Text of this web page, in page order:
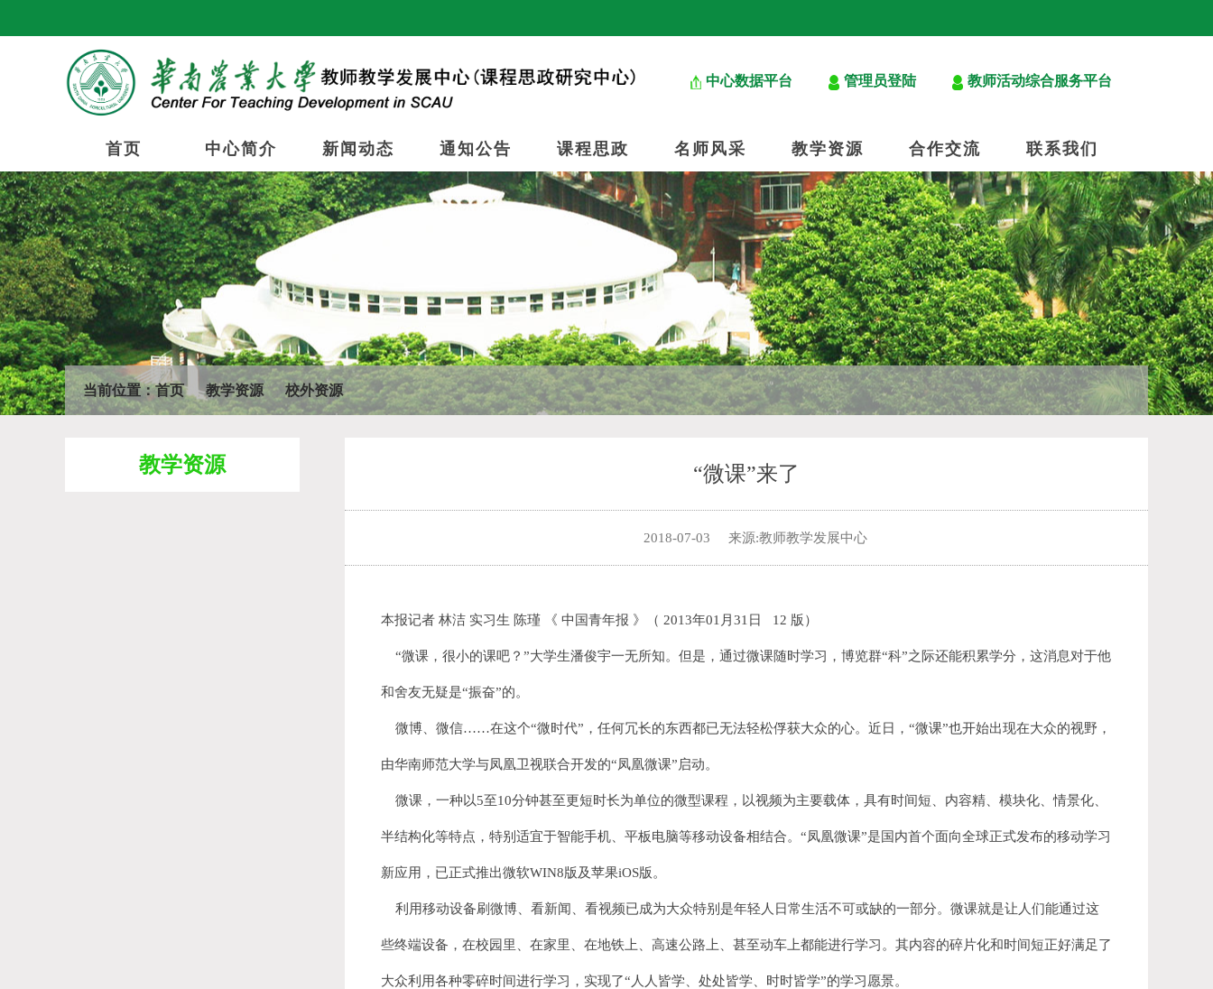
教师活动综合服务平台
管理员登陆
中心数据平台
首页 中心简介 新闻动态 通知公告 课程思政 名师风采 教学资源 合作交流 联系我们
当前位置：首页 教学资源 校外资源
教学资源 “微课”来了
2018-07-03 来源:教师教学发展中心
本报记者 林洁 实习生 陈瑾 《 中国青年报 》（ 2013年01月31日 12 版）
“微课，很小的课吧？”大学生潘俊宇一无所知。但是，通过微课随时学习，博览群“科”之际还能积累学分，这消息对于他
和舍友无疑是“振奋”的。
微博、微信……在这个“微时代”，任何冗长的东西都已无法轻松俘获大众的心。近日，“微课”也开始出现在大众的视野，
由华南师范大学与凤凰卫视联合开发的“凤凰微课”启动。
微课，一种以5至10分钟甚至更短时长为单位的微型课程，以视频为主要载体，具有时间短、内容精、模块化、情景化、
半结构化等特点，特别适宜于智能手机、平板电脑等移动设备相结合。“凤凰微课”是国内首个面向全球正式发布的移动学习
新应用，已正式推出微软WIN8版及苹果iOS版。
利用移动设备刷微博、看新闻、看视频已成为大众特别是年轻人日常生活不可或缺的一部分。微课就是让人们能通过这
些终端设备，在校园里、在家里、在地铁上、高速公路上、甚至动车上都能进行学习。其内容的碎片化和时间短正好满足了
大众利用各种零碎时间进行学习，实现了“人人皆学、处处皆学、时时皆学”的学习愿景。